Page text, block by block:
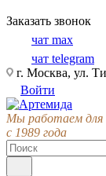
Заказать звонок
чат max
чат telegram
г. Москва, ул.
Войти
Мы работаем для
с 1989 года